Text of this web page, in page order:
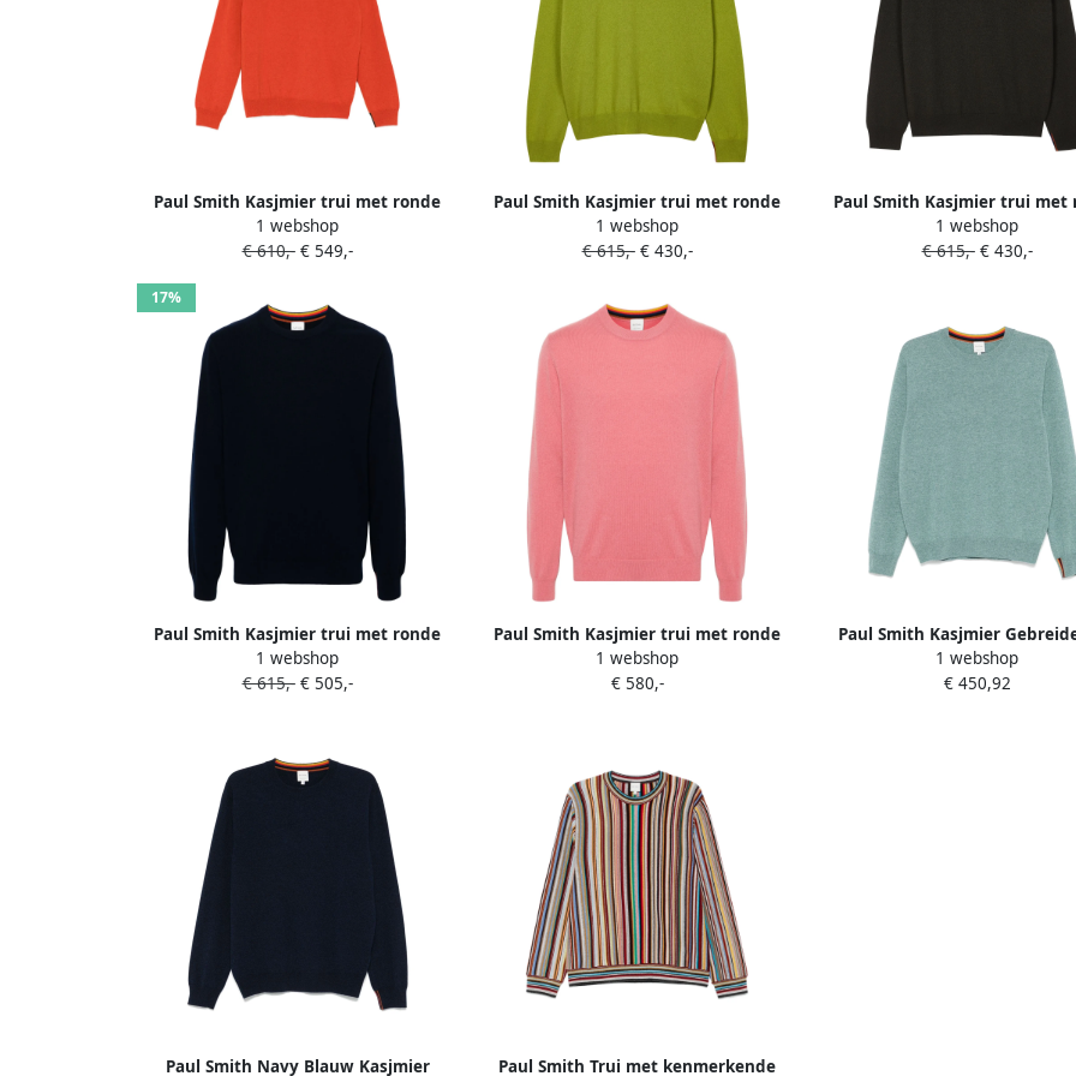
Paul Smith Kasjmier trui met ronde
hals Oranje
1 webshop
€ 610,-€ 549,-
Paul Smith Kasjmier trui met ronde
hals Groen
1 webshop
€ 615,-€ 430,-
Paul Smith Kasjmier trui met
hals Bruin
1 webshop
€ 615,-€ 430,-
17%
Paul Smith Kasjmier trui met ronde
hals Blauw
1 webshop
€ 615,-€ 505,-
Paul Smith Kasjmier trui met ronde
hals Roze
1 webshop
€ 580,-
Paul Smith Kasjmier
Ronde Hals Blue Heren
1 webshop
€ 450,92
Paul Smith Navy Blauw Kasjmier Paul Smith Trui met kenmerkende